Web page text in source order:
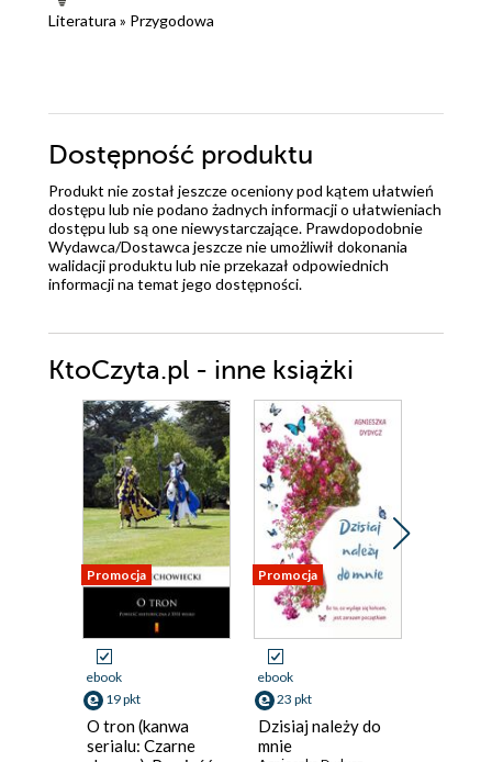
Literatura » Przygodowa
Dostępność produktu
Produkt nie został jeszcze oceniony pod kątem ułatwień
dostępu lub nie podano żadnych informacji o ułatwieniach
dostępu lub są one niewystarczające. Prawdopodobnie
Wydawca/Dostawca jeszcze nie umożliwił dokonania
walidacji produktu lub nie przekazał odpowiednich
informacji na temat jego dostępności.
KtoCzyta.pl - inne książki
Promocja
ebook
19 pkt
O tron (kanwa
serialu: Czarne
Promocja
ebook
23 pkt
Dzisiaj należy do
mnie